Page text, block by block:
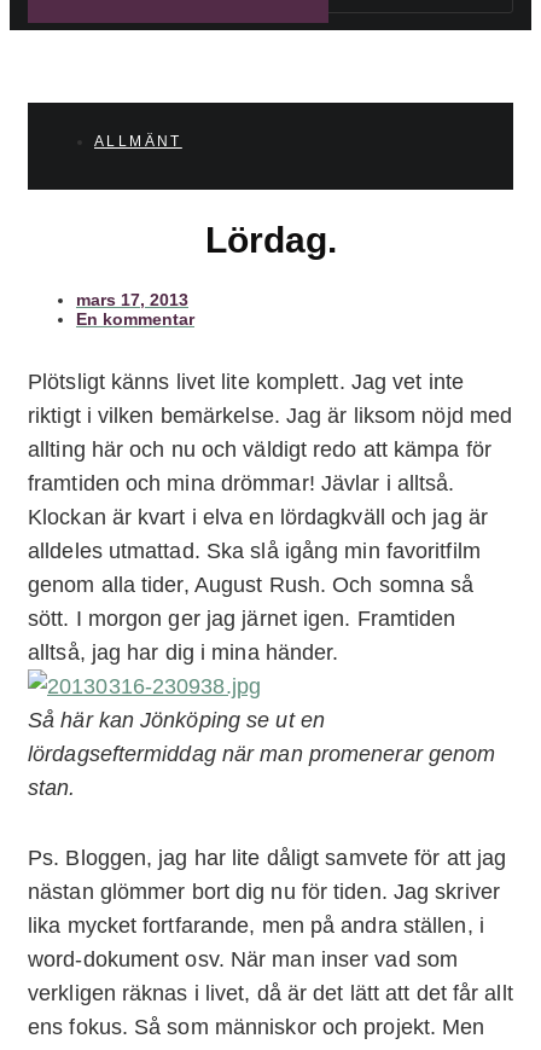
ALLMÄNT
Lördag.
mars 17, 2013
En kommentar
Plötsligt känns livet lite komplett. Jag vet inte
riktigt i vilken bemärkelse. Jag är liksom nöjd med
allting här och nu och väldigt redo att kämpa för
framtiden och mina drömmar! Jävlar i alltså.
Klockan är kvart i elva en lördagkväll och jag är
alldeles utmattad. Ska slå igång min favoritfilm
genom alla tider, August Rush. Och somna så
sött. I morgon ger jag järnet igen. Framtiden
alltså, jag har dig i mina händer.
Så här kan Jönköping se ut en
lördagseftermiddag när man promenerar genom
stan.
Ps. Bloggen, jag har lite dåligt samvete för att jag
nästan glömmer bort dig nu för tiden. Jag skriver
lika mycket fortfarande, men på andra ställen, i
word-dokument osv. När man inser vad som
verkligen räknas i livet, då är det lätt att det får allt
ens fokus. Så som människor och projekt. Men